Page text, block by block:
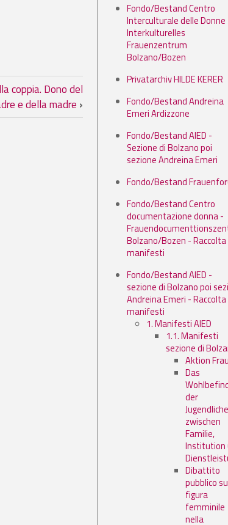
/ Seminar ueber
coppia. Dono del
e della madre ›
Fondo/Bestand Centro
Interculturale delle Donne
Interkulturelles
Frauenzentrum
Bolzano/Bozen
Privatarchiv HILDE KERER
Fondo/Bestand Andreina
Emeri Ardizzone
Fondo/Bestand AIED -
Sezione di Bolzano poi
sezione Andreina Emeri
Fondo/Bestand
Fondo/Bestand Centro
documentazione donna -
Bolzano/Bozen - Raccolta
manifesti
Fondo/Bestand AIED -
sezione di Bolzano poi
Andreina Emeri - Raccolta
manifesti
1. Manifesti AIED
1.1. Manifesti
sezione di
Aktion Frau
Das
der
zwischen
Familie,
Institution
Dibattito
pubblico
figura
femminile
nella